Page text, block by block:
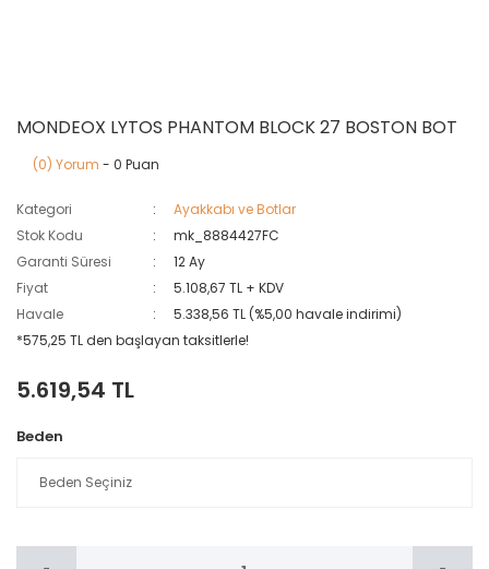
MONDEOX LYTOS PHANTOM BLOCK 27 BOSTON BOT
(0) Yorum - 0 Puan
Kategori
Ayakkabı ve Botlar
Stok Kodu
mk_8884427FC
Garanti Süresi
12 Ay
Fiyat
5.108,67 TL + KDV
Havale
5.338,56 TL (%5,00 havale indirimi)
*575,25 TL den başlayan taksitlerle!
5.619,54 TL
Beden